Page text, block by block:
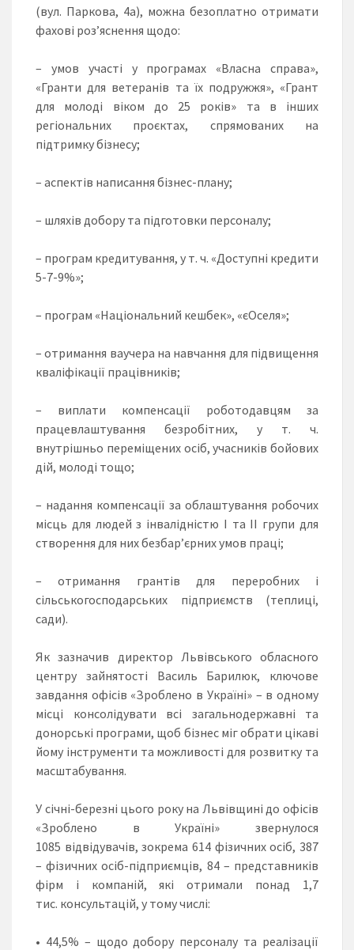
(вул. Паркова, 4а), можна безоплатно отримати
фахові роз’яснення щодо:
– умов участі у програмах «Власна справа»,
«Гранти для ветеранів та їх подружжя», «Грант
для молоді віком до 25 років» та в інших
регіональних проєктах, спрямованих на
підтримку бізнесу;
– аспектів написання бізнес-плану;
– шляхів добору та підготовки персоналу;
– програм кредитування, у т. ч. «Доступні кредити
5-7-9%»;
– програм «Національний кешбек», «єОселя»;
– отримання ваучера на навчання для підвищення
кваліфікації працівників;
– виплати компенсації роботодавцям за
працевлаштування безробітних, у т. ч.
внутрішньо переміщених осіб, учасників бойових
дій, молоді тощо;
– надання компенсації за облаштування робочих
місць для людей з інвалідністю I та II групи для
створення для них безбар’єрних умов праці;
– отримання грантів для переробних і
сільськогосподарських підприємств (теплиці,
сади).
Як зазначив директор Львівського обласного
центру зайнятості Василь Барилюк, ключове
завдання офісів «Зроблено в Україні» – в одному
місці консолідувати всі загальнодержавні та
донорські програми, щоб бізнес міг обрати цікаві
йому інструменти та можливості для розвитку та
масштабування.
У січні-березні цього року на Львівщині до офісів
«Зроблено в Україні» звернулося
1085 відвідувачів, зокрема 614 фізичних осіб, 387
– фізичних осіб-підприємців, 84 – представників
фірм і компаній, які отримали понад 1,7
тис. консультацій, у тому числі:
• 44,5% – щодо добору персоналу та реалізації